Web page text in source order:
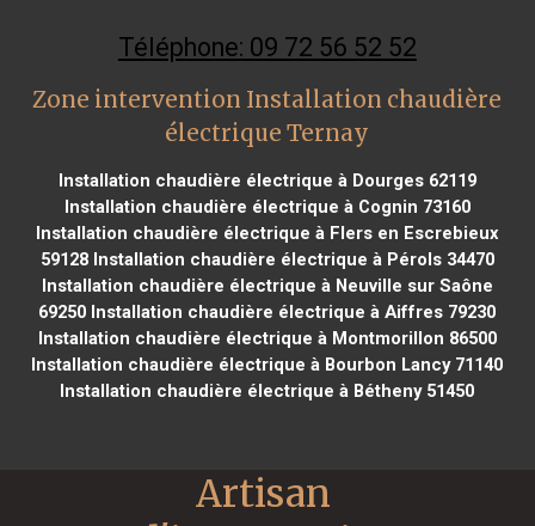
Téléphone: 09 72 56 52 52
Zone intervention Installation chaudière
électrique Ternay
Installation chaudière électrique à Dourges 62119
Installation chaudière électrique à Cognin 73160
Installation chaudière électrique à Flers en Escrebieux
59128Installation chaudière électrique à Pérols 34470
Installation chaudière électrique à Neuville sur Saône
69250 Installation chaudière électrique à Aiffres 79230
Installation chaudière électrique à Montmorillon 86500
Installation chaudière électrique à Bourbon Lancy 71140
Installation chaudière électrique à Bétheny 51450
Artisan